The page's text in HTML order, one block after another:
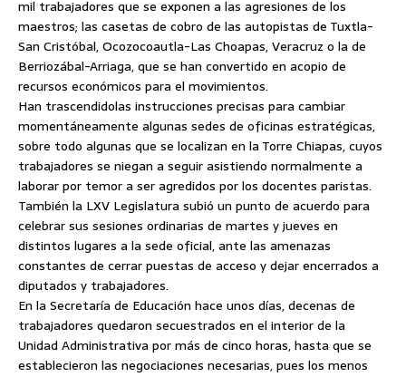
mil trabajadores que se exponen a las agresiones de los
maestros; las casetas de cobro de las autopistas de Tuxtla-
San Cristóbal, Ocozocoautla-Las Choapas, Veracruz o la de
Berriozábal-Arriaga, que se han convertido en acopio de
recursos económicos para el movimientos.
Han trascendidolas instrucciones precisas para cambiar
momentáneamente algunas sedes de oficinas estratégicas,
sobre todo algunas que se localizan en la Torre Chiapas, cuyos
trabajadores se niegan a seguir asistiendo normalmente a
laborar por temor a ser agredidos por los docentes paristas.
También la LXV Legislatura subió un punto de acuerdo para
celebrar sus sesiones ordinarias de martes y jueves en
distintos lugares a la sede oficial, ante las amenazas
constantes de cerrar puestas de acceso y dejar encerrados a
diputados y trabajadores.
En la Secretaría de Educación hace unos días, decenas de
trabajadores quedaron secuestrados en el interior de la
Unidad Administrativa por más de cinco horas, hasta que se
establecieron las negociaciones necesarias, pues los menos